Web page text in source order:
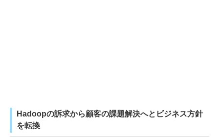
Hadoopの訴求から顧客の課題解決へとビジネス方針
を転換